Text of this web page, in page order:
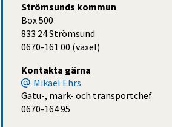
Strömsunds kommun
Box 500
833 24 Strömsund
0670-161 00 (växel)
Kontakta gärna
Mikael Ehrs
Gatu-, mark- och transportchef
0670-164 95